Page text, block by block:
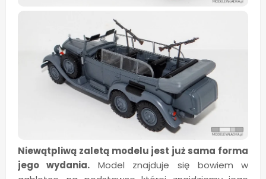
Niewątpliwą zaletą modelu jest już sama forma
jego wydania. Model znajduje się bowiem w